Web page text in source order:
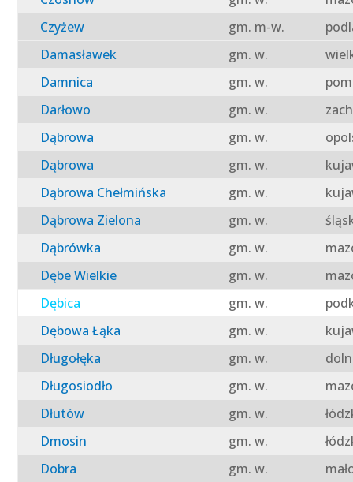
Czyżew
gm. m-w.
Damasławek
gm. w.
Damnica
gm. w.
Darłowo
gm. w.
Dąbrowa
gm. w.
Dąbrowa
gm. w.
Dąbrowa Chełmińska
gm. w.
Dąbrowa Zielona
gm. w.
Dąbrówka
gm. w.
Dębe Wielkie
gm. w.
Dębica
gm. w.
Dębowa Łąka
gm. w.
Długołęka
gm. w.
Długosiodło
gm. w.
Dłutów
gm. w.
Dmosin
gm. w.
Dobra
gm. w.